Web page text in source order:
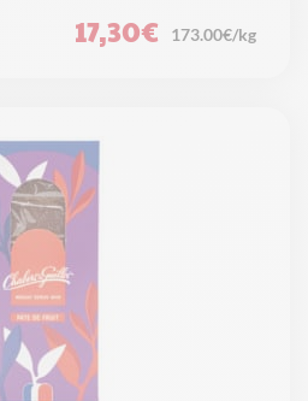
17,30€ 173.00€/kg